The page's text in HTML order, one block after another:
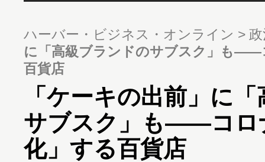
ハーバー・ビジネス・オンライン
に「高級ブランドのサブスク」も――
百貨店
「ケーキの出前」に
サブスク」も――コロ
化」する百貨店